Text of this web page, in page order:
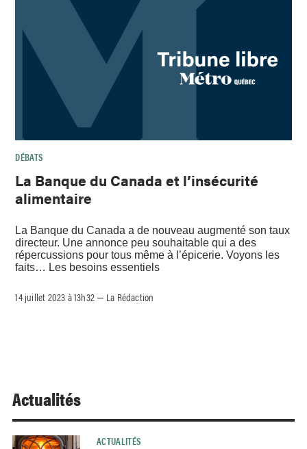
DÉBATS
La Banque du Canada et l’insécurité
alimentaire
La Banque du Canada a de nouveau augmenté son taux
directeur. Une annonce peu souhaitable qui a des
répercussions pour tous même à l’épicerie. Voyons les
faits… Les besoins essentiels
14 juillet 2023 à 13h32 – La Rédaction
Actualités
ACTUALITÉS